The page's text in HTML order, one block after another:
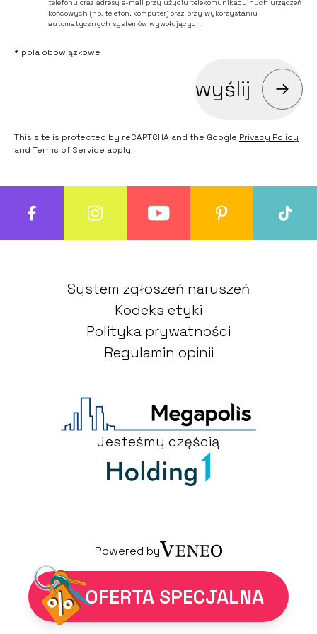
telefonu oraz adresy e-mail przy użyciu telekomunikacyjnych urządzeń
końcowych (np. telefon, komputer) oraz przy wykorzystaniu
automatycznych systemów wywołujących.
* pola obowiązkowe
wyślij
This site is protected by reCAPTCHA and the Google Privacy Policy
and Terms of Service apply.
System zgłoszeń naruszeń
Kodeks etyki
Polityka prywatności
Regulamin opinii
Jesteśmy częścią
Powered by
OFERTA SPECJALNA